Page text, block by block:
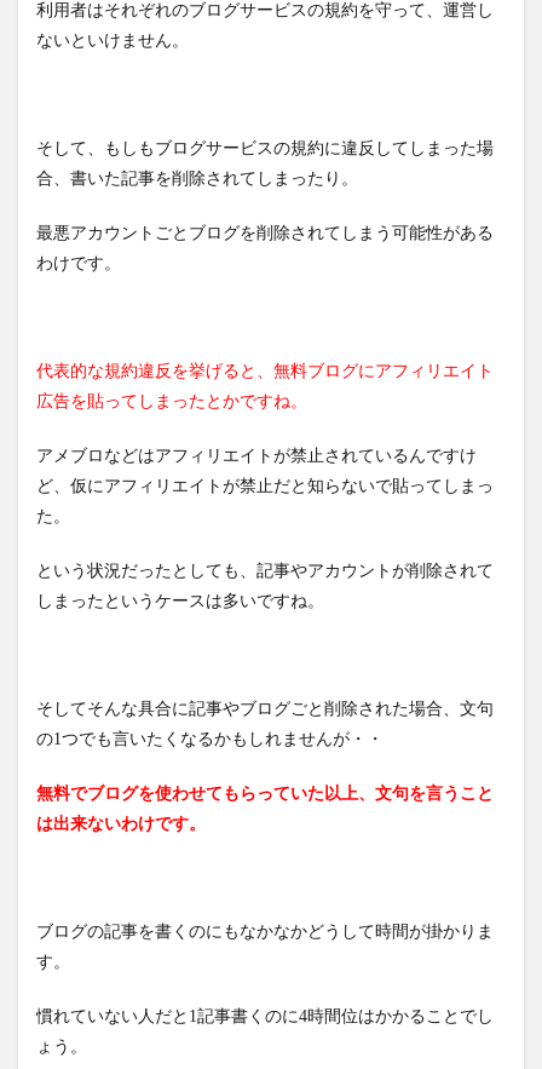
利用者はそれぞれのブログサービスの規約を守って、運営し
ないといけません。
そして、もしもブログサービスの規約に違反してしまった場
合、書いた記事を削除されてしまったり。
最悪アカウントごとブログを削除されてしまう可能性がある
わけです。
代表的な規約違反を挙げると、無料ブログにアフィリエイト
広告を貼ってしまったとかですね。
アメブロなどはアフィリエイトが禁止されているんですけ
ど、仮にアフィリエイトが禁止だと知らないで貼ってしまっ
た。
という状況だったとしても、記事やアカウントが削除されて
しまったというケースは多いですね。
そしてそんな具合に記事やブログごと削除された場合、文句
の1つでも言いたくなるかもしれませんが・・
無料でブログを使わせてもらっていた以上、文句を言うこと
は出来ないわけです。
ブログの記事を書くのにもなかなかどうして時間が掛かりま
す。
慣れていない人だと1記事書くのに4時間位はかかることでし
ょう。